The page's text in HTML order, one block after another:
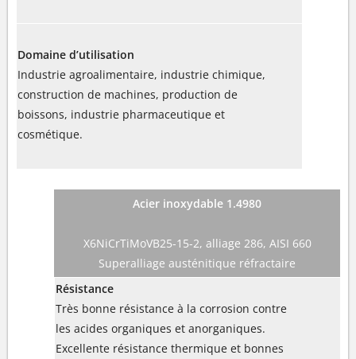
Domaine d’utilisation
Industrie agroalimentaire, industrie chimique,
construction de machines, production de
boissons, industrie pharmaceutique et
cosmétique.
Acier inoxydable 1.4980
X6NiCrTiMoVB25-15-2, alliage 286, AISI 660
Superalliage austénitique réfractaire
Résistance
Très bonne résistance à la corrosion contre
les acides organiques et anorganiques.
Excellente résistance thermique et bonnes